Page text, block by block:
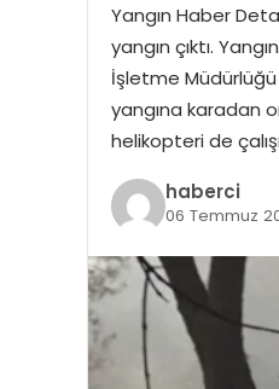
Yangın Haber
yangın çıktı.
İşletme
yangına karadan
helikopteri de
haberci
06 Temmuz